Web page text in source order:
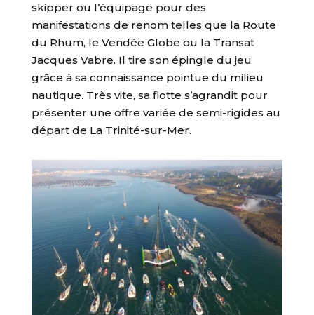
skipper ou l’équipage pour des
manifestations de renom telles que la Route
du Rhum, le Vendée Globe ou la Transat
Jacques Vabre. Il tire son épingle du jeu
grâce à sa connaissance pointue du milieu
nautique. Très vite, sa flotte s’agrandit pour
présenter une offre variée de semi-rigides au
départ de La Trinité-sur-Mer.